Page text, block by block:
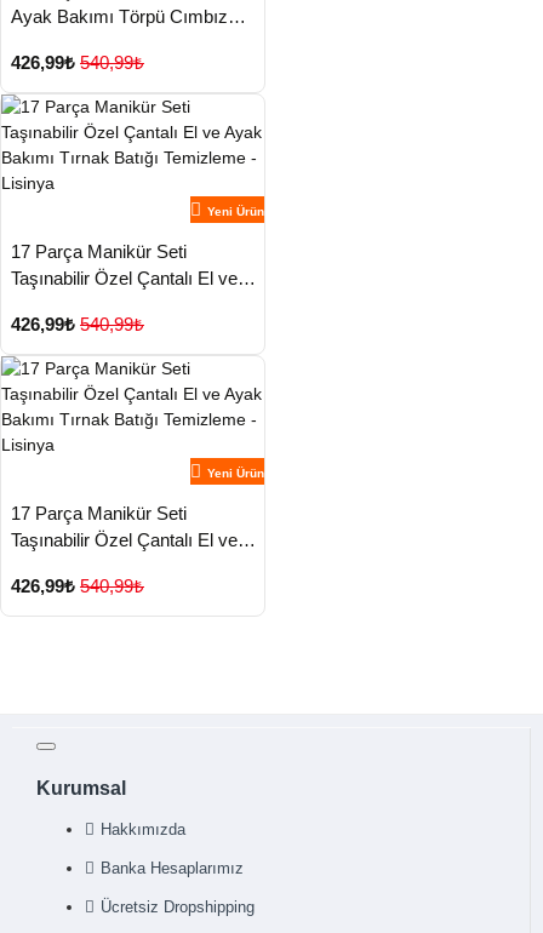
Ayak Bakımı Törpü Cımbız
426,99₺ 540,99₺
Yeni Ürün
17 Parça Manikür Seti
Taşınabilir Özel Çantalı El ve
Temizleme - Lisinya
426,99₺ 540,99₺
Yeni Ürün
17 Parça Manikür Seti
Taşınabilir Özel Çantalı El ve
Temizleme - Lisinya
426,99₺ 540,99₺
Kurumsal
Hakkımızda
Banka Hesaplarımız
Ücretsiz Dropshipping